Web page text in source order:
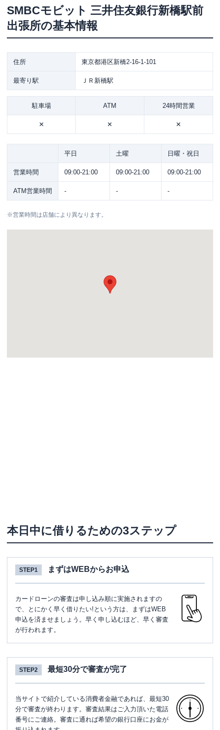
SMBCモビット 三井住友銀行新橋駅前
出張所の基本情報
住所 東京都港区新橋2-16-1-101
最寄り駅 ＪＲ新橋駅
駐車場 ATM 24時間営業
✕ ✕ ✕
平日 土曜 日曜・祝日
営業時間 09:00-21:00 09:00-21:00 09:00-21:00
ATM営業時間 - - -
※営業時間は店舗により異なります。
本日中に借りるための3ステップ
STEP1 まずはWEBからお申込
カードローンの審査は申し込み順に実施されますの
で、とにかく早く借りたい!という方は、まずはWEB
申込を済ませましょう。早く申し込むほど、早く審査
が行われます。
STEP2 最短30分で審査が完了
当サイトで紹介している消費者金融であれば、最短30
分で審査が終わります。審査結果はご入力頂いた電話
番号にご連絡。審査に通れば希望の銀行口座にお金が